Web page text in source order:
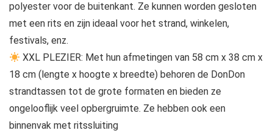
polyester voor de buitenkant. Ze kunnen worden gesloten
met een rits en zijn ideaal voor het strand, winkelen,
festivals, enz.
XXL PLEZIER: Met hun afmetingen van 58 cm x 38 cm x
18 cm (lengte x hoogte x breedte) behoren de DonDon
strandtassen tot de grote formaten en bieden ze
ongelooflijk veel opbergruimte. Ze hebben ook een
binnenvak met ritssluiting